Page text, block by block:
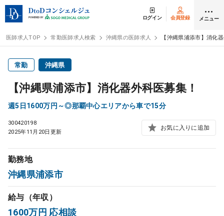
ログイン 会員登録 メニュー
医師求人
常勤検索
非常勤検索
スポット検索
DtoDの転職・アルバイト支援
医師求人TOP 常勤医師求人検索 沖縄県の医師求人 【沖縄県浦添市】消化
常勤 沖縄県
【沖縄県浦添市】消化器外科医募集！
週5日1600万円～◎那覇中心エリアから車で15分
300420198
2025年11月20日更新
お気に入りに追加
勤務地
沖縄県浦添市
給与（年収）
1600万円 応相談